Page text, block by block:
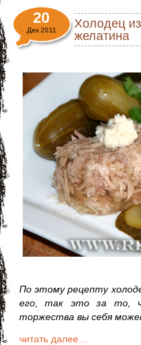
Холодец
желатина
20
Дек 2011
По этому рецепту
его, так это за то,
торжества вы себя
читать далее…